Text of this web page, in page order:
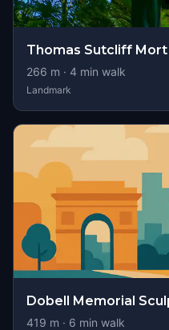
Thomas Sutcliff Mort
266 m · 4 min walk
Landmark
Dobell Memorial
419 m · 6 min walk